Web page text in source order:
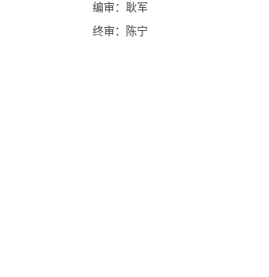
编审：耿军
终审：
陈宁